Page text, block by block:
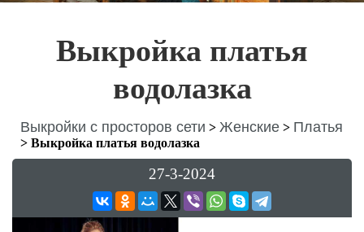
Выкройка платья
водолазка
Выкройки с просторов сети > Женские > Платья
> Выкройка платья водолазка
27-3-2024